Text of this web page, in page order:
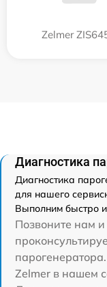
Zelmer
Диагностика
Диагностика
для нашего
Выполним быстро
Позвоните нам
Zelmer в нашем